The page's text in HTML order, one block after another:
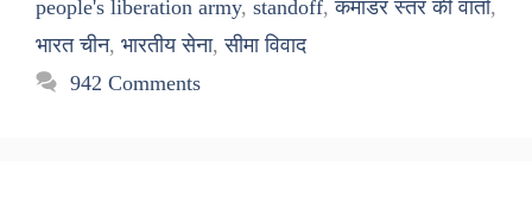
people's liberation army, standoff,कमांडर स्तर की वार्ता,
भारत चीन, भारतीय सेना,सीमा विवाद
942 Comments